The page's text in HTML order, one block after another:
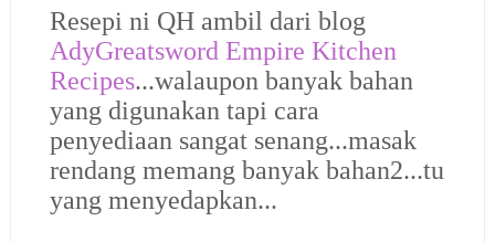
Resepi ni QH ambil dari blog
AdyGreatsword Empire Kitchen
Recipes...walaupon banyak bahan
yang digunakan tapi cara
penyediaan sangat senang...masak
rendang memang banyak bahan2...tu
yang menyedapkan...